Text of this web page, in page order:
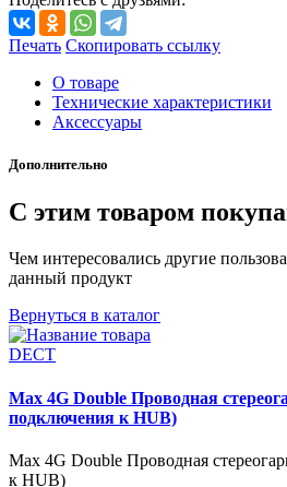
Печать Скопировать ссылку
О товаре
Технические характеристики
Аксессуары
Дополнительно
С этим товаром
Чем интересовались другие
данный продукт
Вернуться в каталог
DECT
Max 4G Double Проводная
подключения к HUB)
Max 4G Double Проводная
к HUB)